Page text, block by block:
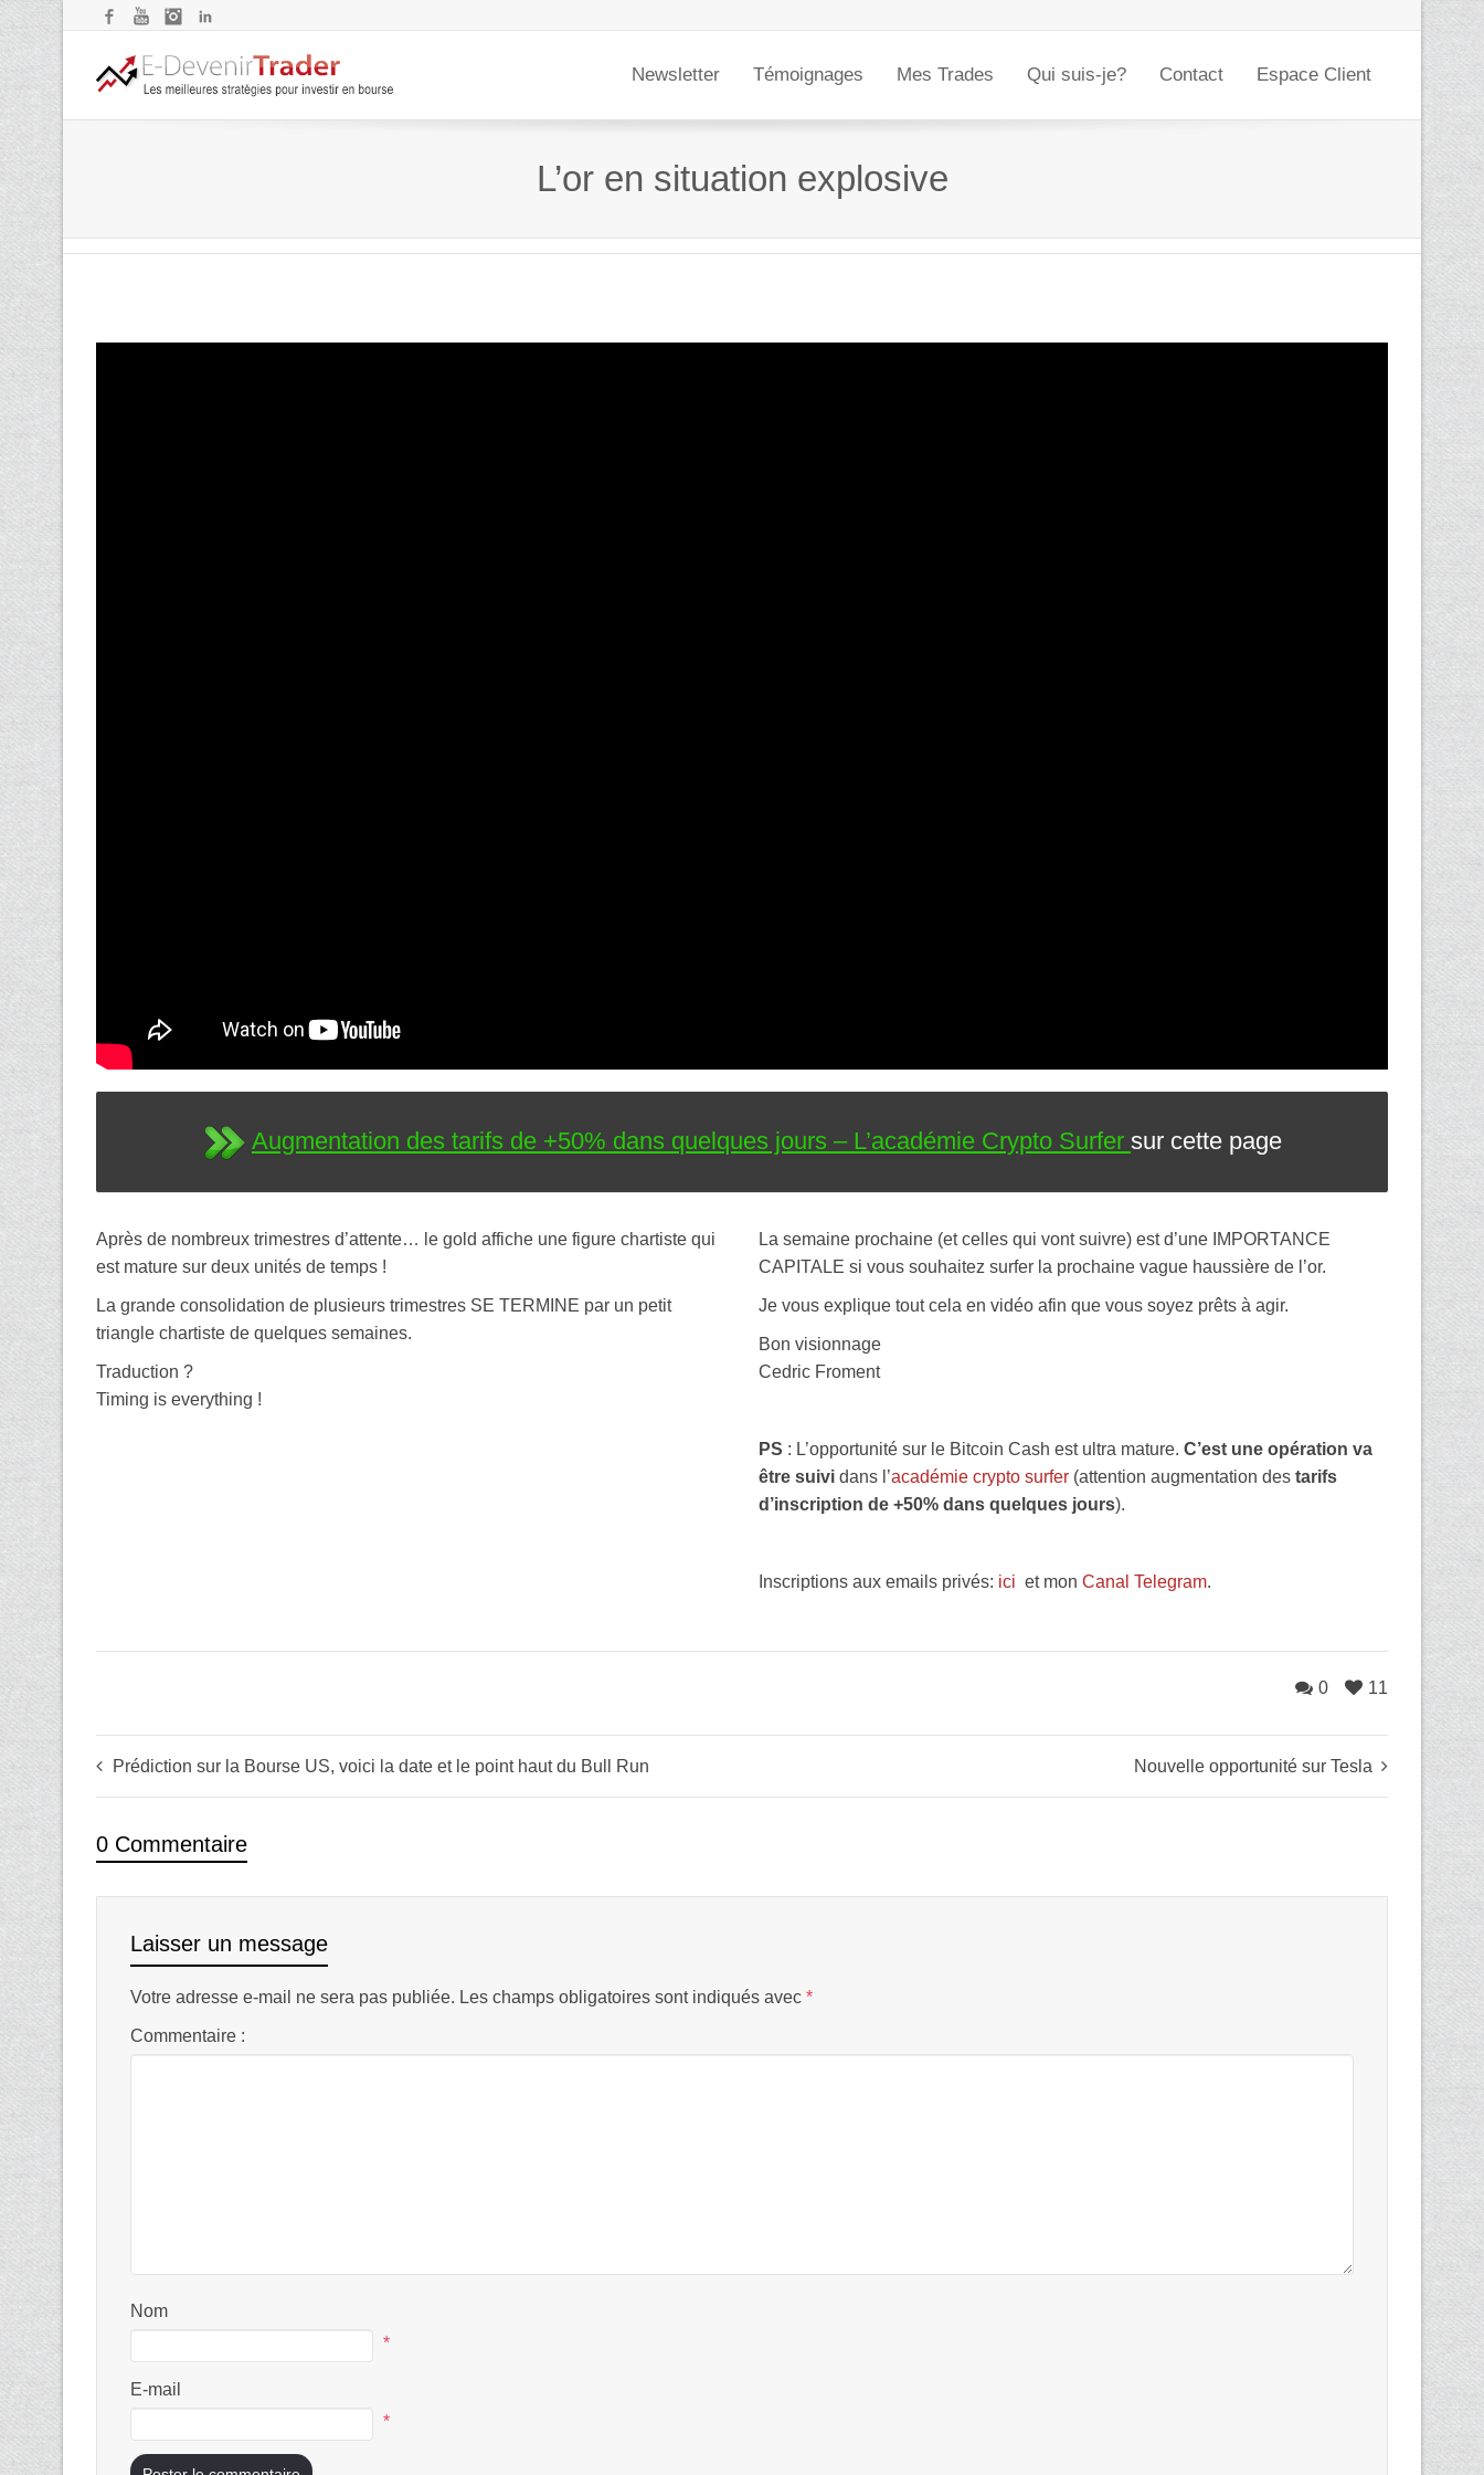
FacebookYouTubeInstagram
Newsletter Témoignages Mes Trades Qui suis-je? Contact Espace Client
L’or en situation explosive
Augmentation des tarifs de +50% dans quelques jours – L’académie Crypto Surfer sur cette page
Après de nombreux trimestres d’attente… le gold affiche une figure chartiste qui
est mature sur deux unités de temps !
La grande consolidation de plusieurs trimestres SE TERMINE par un petit
triangle chartiste de quelques semaines.
Traduction ?
Timing is everything !
La semaine prochaine (et celles qui vont suivre) est d’une IMPORTANCE
CAPITALE si vous souhaitez surfer la prochaine vague haussière de l’or.
Je vous explique tout cela en vidéo afin que vous soyez prêts à agir.
Bon visionnage
Cedric Froment
PS : L’opportunité sur le Bitcoin Cash est ultra mature. C’est une opération va
être suivi dans l’académie crypto surfer (attention augmentation des tarifs
d’inscription de +50% dans quelques jours).
Inscriptions aux emails privés: ici et mon Canal Telegram.
11
0
Prédiction sur la Bourse US, voici la date et le point haut du Bull Run Nouvelle opportunité sur Tesla
0 Commentaire
Laisser un message
Votre adresse e-mail ne sera pas publiée. Les champs obligatoires sont indiqués avec *
Commentaire :
Nom
*
E-mail
*